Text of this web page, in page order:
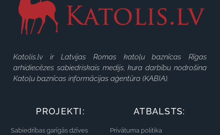
Katolis.lv ir Latvijas Romas katoļu baznīcas Rīgas
arhidiecēzes sabiedriskais medijs, kura darbību nodrošina
Katoļu baznīcas informācijas aģentūra (KABIA).
PROJEKTI:
Sabiedrības garīgās dzīves
ATBALSTS:
Privātuma politika